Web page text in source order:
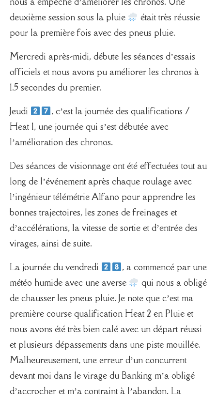
deuxième session sous la pluie
était très réussie
pour la première fois avec des pneus pluie.
Mercredi après-midi, débute les séances d’essais
officiels et nous avons pu améliorer les chronos à
1.5 secondes du premier.
Jeudi
, c’est la journée des qualifications /
Heat 1, une journée qui s’est débutée avec
l’amélioration des chronos.
Des séances de visionnage ont été effectuées tout au
long de l’événement après chaque roulage avec
l’ingénieur télémétrie Alfano pour apprendre les
bonnes trajectoires, les zones de freinages et
d’accélérations, la vitesse de sortie et d’entrée des
virages, ainsi de suite.
La journée du vendredi
, a commencé par une
météo humide avec une averse
qui nous a obligé
de chausser les pneus pluie. Je note que c’est ma
première course qualification Heat 2 en Pluie et
nous avons été très bien calé avec un départ réussi
et plusieurs dépassements dans une piste mouillée.
Malheureusement, une erreur d’un concurrent
devant moi dans le virage du Banking m’a obligé
d’accrocher et m’a contraint à l’abandon. La